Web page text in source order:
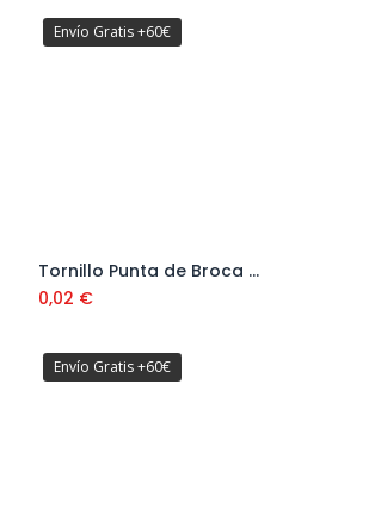
Envío Gratis +60€
Añadir al carrito
Tornillo Punta de Broca Autotaladrante DIN 7504N Cabeza Alomada Ø3,9 mm
0,02 €
Envío Gratis +60€